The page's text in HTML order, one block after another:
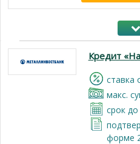
Кредит
cтавка
макс.
срок до
форме